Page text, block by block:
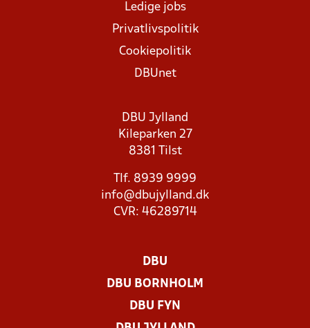
Ledige jobs
Privatlivspolitik
Cookiepolitik
DBUnet
DBU Jylland
Kileparken 27
8381 Tilst
Tlf. 8939 9999
info@dbujylland.dk
CVR: 46289714
DBU
DBU BORNHOLM
DBU FYN